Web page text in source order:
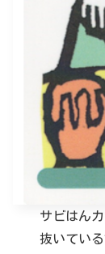
サビはん
抜いてい